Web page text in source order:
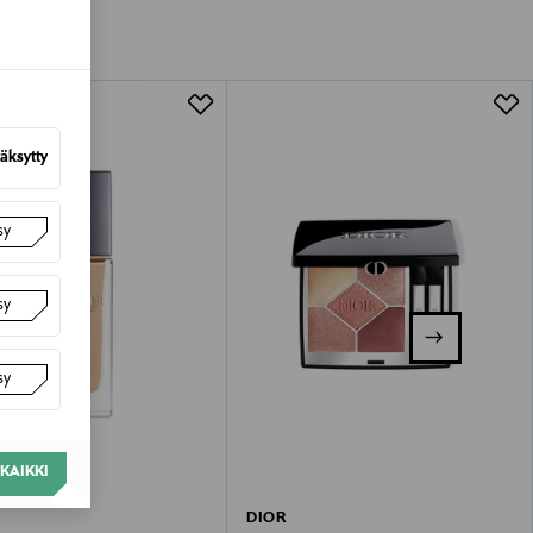
valittuun osoitteeseen.
DIOR